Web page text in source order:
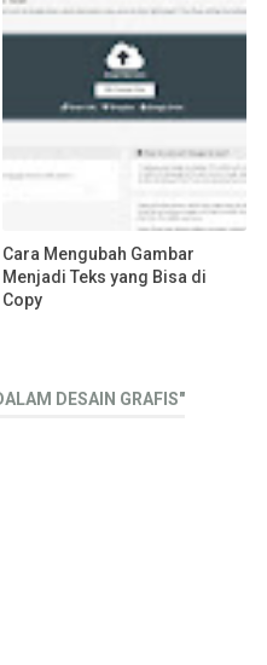
Cara Mengubah Gambar
Menjadi Teks yang Bisa di
Copy
DESAIN GRAFIS"